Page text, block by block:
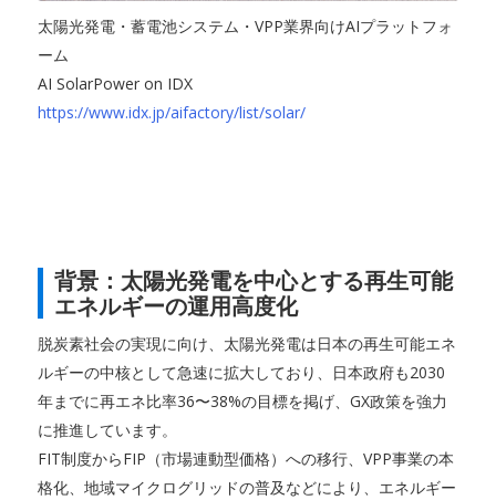
太陽光発電・蓄電池システム・VPP業界向けAIプラットフォ
ーム
AI SolarPower on IDX
https://www.idx.jp/aifactory/list/solar/
背景：太陽光発電を中心とする再生可能
エネルギーの運用高度化
脱炭素社会の実現に向け、太陽光発電は日本の再生可能エネ
ルギーの中核として急速に拡大しており、日本政府も2030
年までに再エネ比率36〜38%の目標を掲げ、GX政策を強力
に推進しています。
FIT制度からFIP（市場連動型価格）への移行、VPP事業の本
格化、地域マイクログリッドの普及などにより、エネルギー